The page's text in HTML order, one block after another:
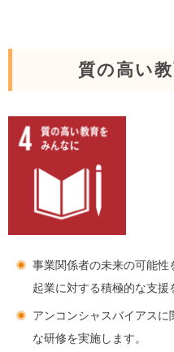
質の高い
事業関係者の未来の可能性
起業に対する積極的な支援
アンコンシャスバイアス
な研修を実施します。